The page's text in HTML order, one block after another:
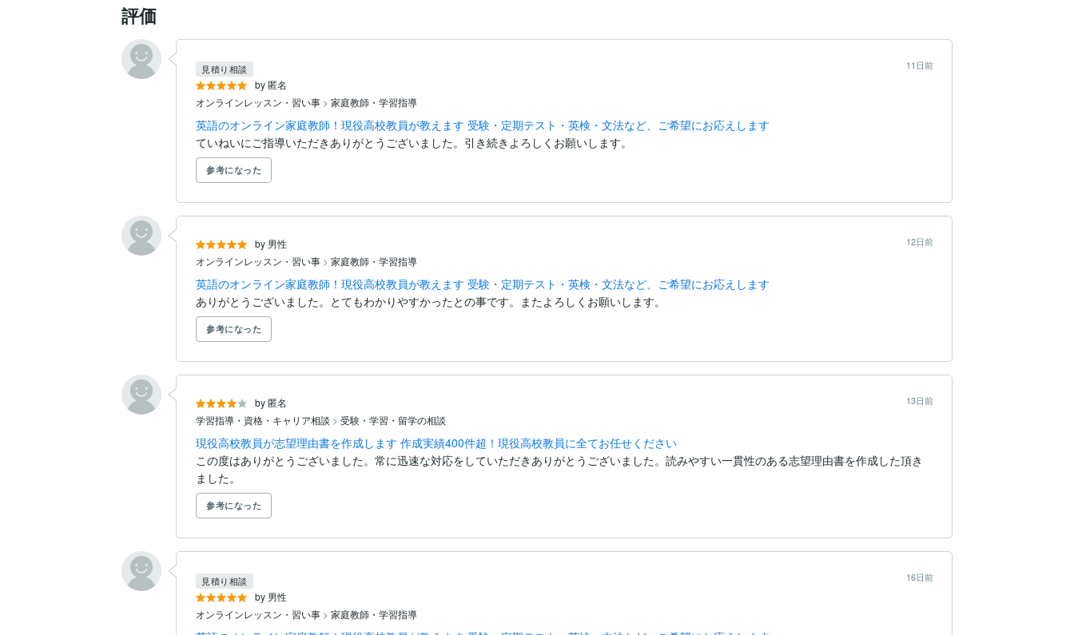
評価
by 匿名
11日前
見積り相談
オンラインレッスン・習い事 > 家庭教師・学習指導
英語のオンライン家庭教師！現役高校教員が教えます 受験・定期テスト・英検・文法など、ご希望にお応えします
ていねいにご指導いただきありがとうございました。引き続きよろしくお願いします。
参考になった
by 男性 12日前
オンラインレッスン・習い事 > 家庭教師・学習指導
英語のオンライン家庭教師！現役高校教員が教えます 受験・定期テスト・英検・文法など、ご希望にお応えします
ありがとうございました。とてもわかりやすかったとの事です。またよろしくお願いします。
参考になった
by 匿名 13日前
学習指導・資格・キャリア相談 > 受験・学習・留学の相談
現役高校教員が志望理由書を作成します 作成実績400件超！現役高校教員に全てお任せください
この度はありがとうございました。常に迅速な対応をしていただきありがとうございました。読みやすい一貫性のある志望理由書を作成した頂き
ました。
参考になった
by 男性
16日前
見積り相談
オンラインレッスン・習い事 > 家庭教師・学習指導